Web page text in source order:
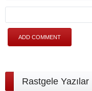
Rastgele Yazılar